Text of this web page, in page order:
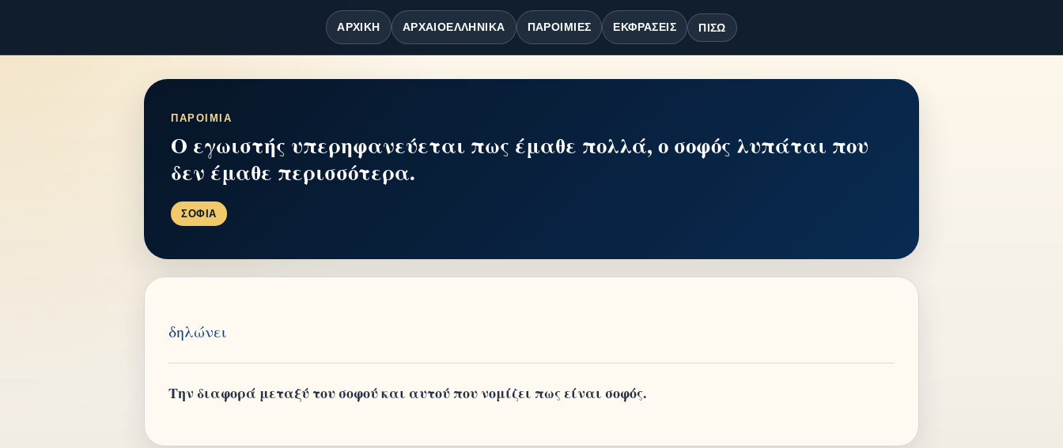
ΑΡΧΙΚΉ ΑΡΧΑΙΟΕΛΛΗΝΙΚΆ ΠΑΡΟΙΜΊΕΣ ΕΚΦΡΆΣΕΙΣ ΠΊΣΩ
ΠΑΡΟΙΜΙΑ
Ο εγωιστής υπερηφανεύεται πως έμαθε πολλά, ο σοφός λυπάται που
δεν έμαθε περισσότερα.
ΣΟΦΙΑ
δηλώνει
Την διαφορά μεταξύ του σοφού και αυτού που νομίζει πως είναι σοφός.